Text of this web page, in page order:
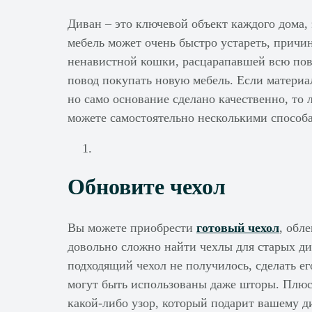
Диван – это ключевой объект каждого
мебель может очень быстро устареть,
ненавистной кошки, расцарапавшей всю
повод покупать новую мебель. Если
но само основание сделано качественно,
можете самостоятельно несколькими
Обновите чехол
Вы можете приобрести готовый чехол,
довольно сложно найти чехлы для старых
подходящий чехол не получилось, сделать
могут быть использованы даже шторы.
какой-либо узор, который подарит вашему